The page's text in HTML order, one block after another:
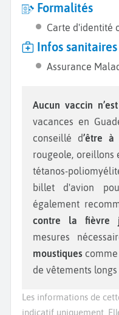
Formalités
Carte d'identité
Infos sanitaires
Assurance
Aucun vaccin
vacances en
conseillé d’être à
rougeole, oreillons
tétanos-
billet d'avion
également
contre la fièvre
mesures
moustiques
de vêtements
Les informations de
indicatif uniquement.